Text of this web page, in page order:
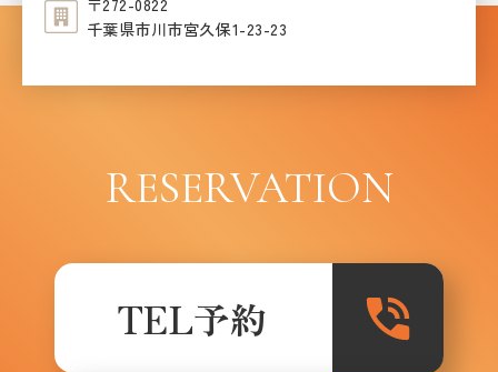
〒272-0822
千葉県市川市宮久保1-23-23
RESERVATION
TEL予約